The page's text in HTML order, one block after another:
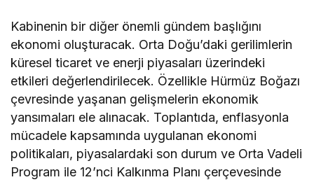
Kabinenin bir diğer önemli gündem başlığını
ekonomi oluşturacak. Orta Doğu’daki gerilimlerin
küresel ticaret ve enerji piyasaları üzerindeki
etkileri değerlendirilecek. Özellikle Hürmüz Boğazı
çevresinde yaşanan gelişmelerin ekonomik
yansımaları ele alınacak. Toplantıda, enflasyonla
mücadele kapsamında uygulanan ekonomi
politikaları, piyasalardaki son durum ve Orta Vadeli
Program ile 12’nci Kalkınma Planı çerçevesinde